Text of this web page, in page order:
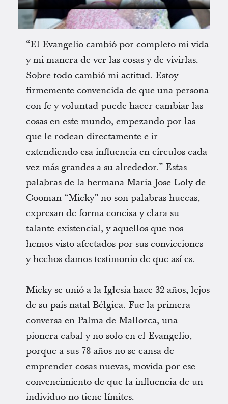
“El Evangelio cambió por completo mi vida
y mi manera de ver las cosas y de vivirlas.
Sobre todo cambió mi actitud. Estoy
firmemente convencida de que una persona
con fe y voluntad puede hacer cambiar las
cosas en este mundo, empezando por las
que le rodean directamente e ir
extendiendo esa influencia en círculos cada
vez más grandes a su alrededor.” Estas
palabras de la hermana Maria Jose Loly de
Cooman “Micky” no son palabras huecas,
expresan de forma concisa y clara su
talante existencial, y aquellos que nos
hemos visto afectados por sus convicciones
y hechos damos testimonio de que así es.
Micky se unió a la Iglesia hace 32 años, lejos
de su país natal Bélgica. Fue la primera
conversa en Palma de Mallorca, una
pionera cabal y no solo en el Evangelio,
porque a sus 78 años no se cansa de
emprender cosas nuevas, movida por ese
convencimiento de que la influencia de un
individuo no tiene límites.